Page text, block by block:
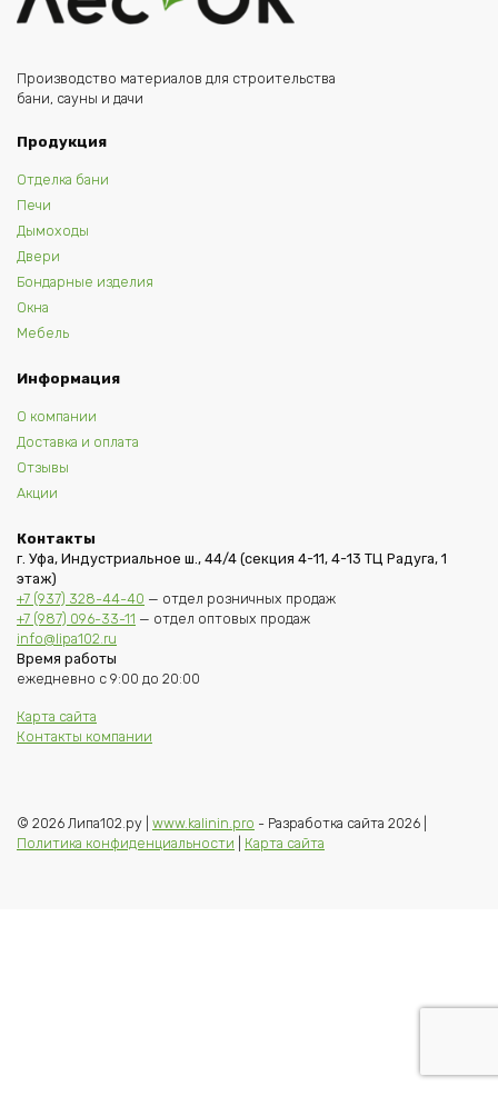
Производство материалов для строительства
бани, сауны и дачи
Продукция
Отделка бани
Печи
Дымоходы
Двери
Бондарные изделия
Окна
Мебель
Информация
О компании
Доставка и оплата
Отзывы
Акции
Контакты
г. Уфа, Индустриальное ш., 44/4 (секция 4-11, 4-13 ТЦ Радуга, 1
этаж)
+7 (937) 328-44-40 — отдел розничных продаж
+7 (987) 096-33-11 — отдел оптовых продаж
info@lipa102.ru
Время работы
ежедневно с 9:00 до 20:00
Карта сайта
Контакты компании
© 2026 Липа102.ру | www.kalinin.pro - Разработка сайта 2026 |
Политика конфиденциальности
Карта сайта